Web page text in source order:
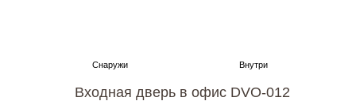
Входная дверь в офис DVO-012